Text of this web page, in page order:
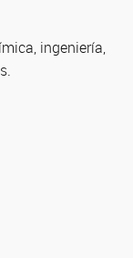
ingeniería,